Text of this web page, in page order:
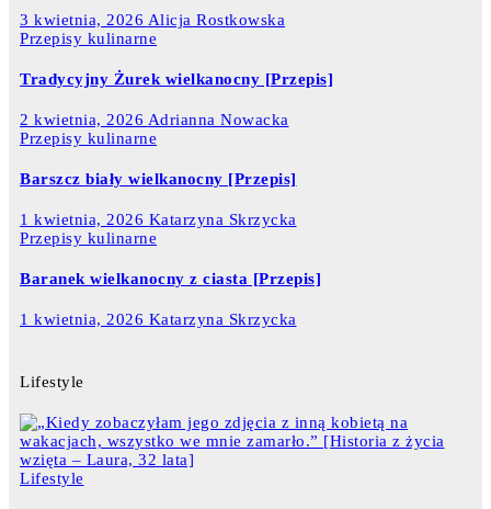
3 kwietnia, 2026 Alicja Rostkowska
Przepisy kulinarne
Tradycyjny Żurek wielkanocny [Przepis]
2 kwietnia, 2026 Adrianna Nowacka
Przepisy kulinarne
Barszcz biały wielkanocny [Przepis]
1 kwietnia, 2026 Katarzyna Skrzycka
Przepisy kulinarne
Baranek wielkanocny z ciasta [Przepis]
1 kwietnia, 2026 Katarzyna Skrzycka
Lifestyle
Lifestyle